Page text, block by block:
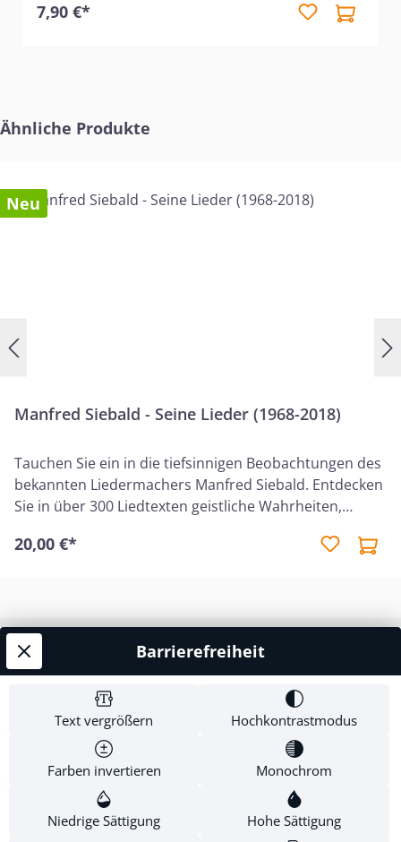
7,90 €*
Produktgalerie überspringen
Ähnliche Produkte
Neu
Manfred Siebald - Seine Lieder (1968-2018)
Tauchen Sie ein in die tiefsinnigen Beobachtungen des
bekannten Liedermachers Manfred Siebald. Entdecken
Sie in über 300 Liedtexten geistliche Wahrheiten,
Geschichten. Eine Bibelstellenkonkordanz, sowie ein
oder als Anregungen für Predigten und
Kleingruppen. Neuauflage 2026
20,00 €*
Service-Hotline
Shop Service
Informationen
Newsletter
Text vergrößern Hochkontrastmodus
Farben invertieren Monochrom
Niedrige Sättigung Hohe Sättigung
Barrierefreiheit